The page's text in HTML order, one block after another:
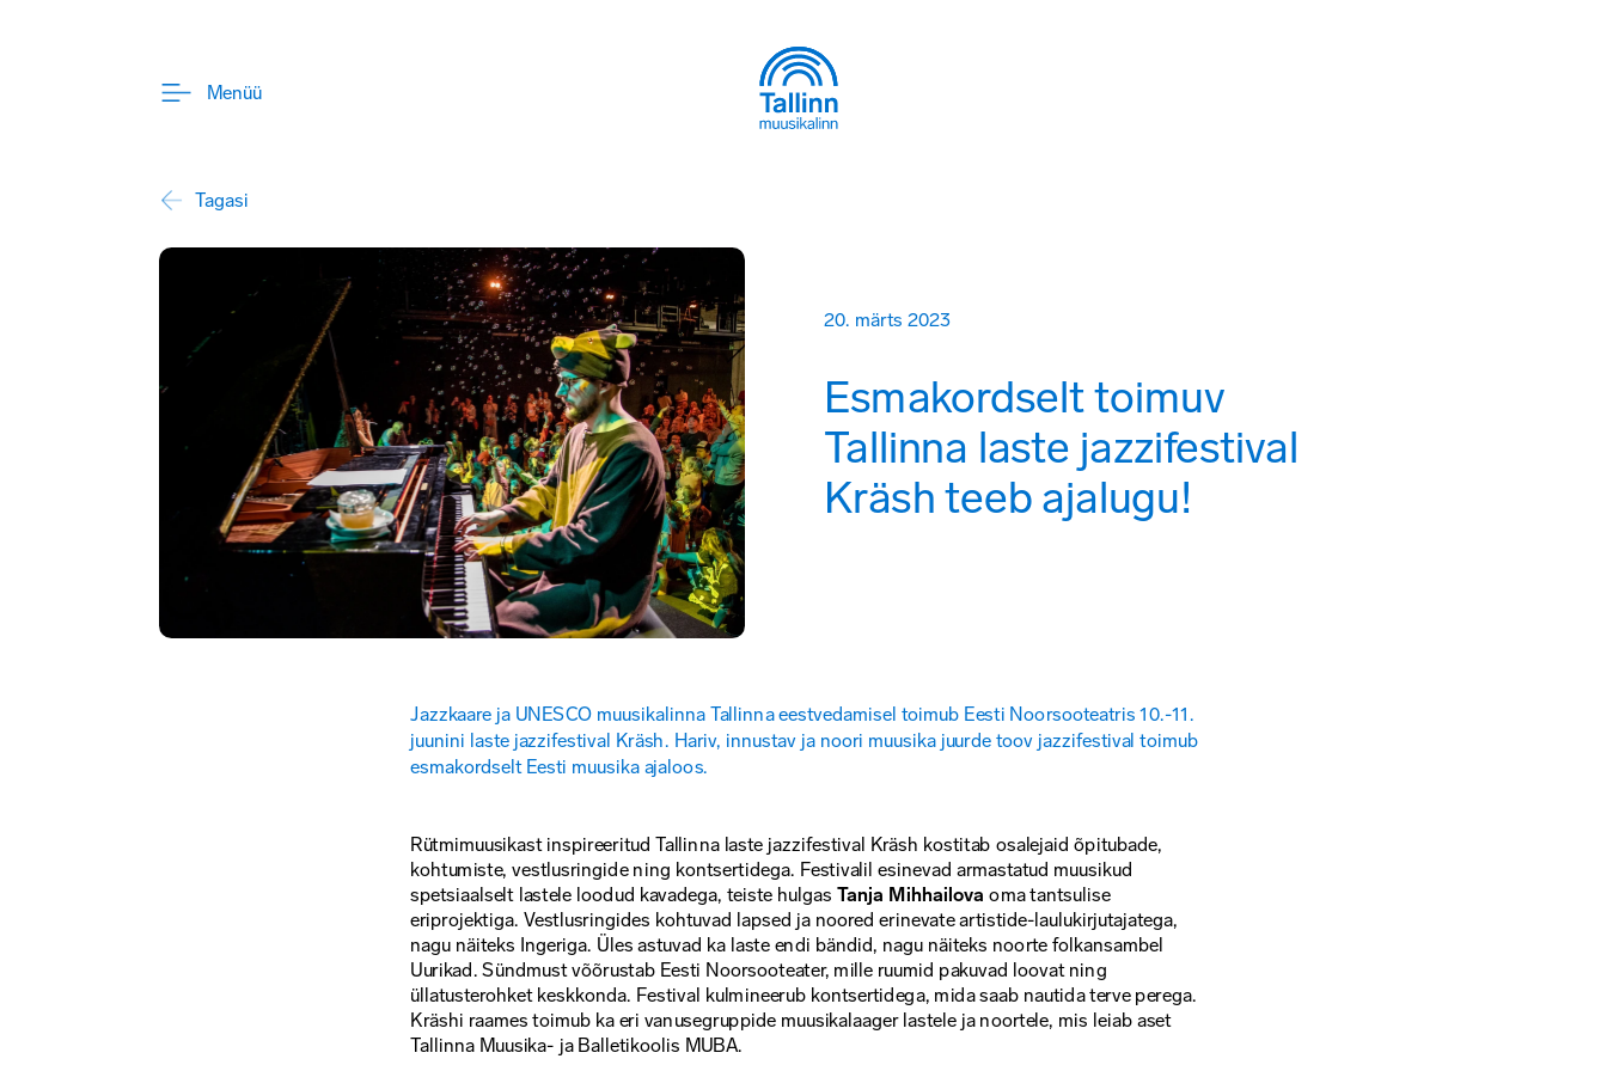
Menüü
Tagasi
20. märts 2023
Esmakordselt toimuv
Tallinna laste jazzifestival
Kräsh teeb ajalugu!
Jazzkaare ja UNESCO muusikalinna Tallinna eestvedamisel toimub Eesti Noorsooteatris 10.-11.
juunini laste jazzifestival Kräsh. Hariv, innustav ja noori muusika juurde toov jazzifestival toimub
esmakordselt Eesti muusika ajaloos.
Rütmimuusikast inspireeritud Tallinna laste jazzifestival Kräsh kostitab osalejaid õpitubade,
kohtumiste, vestlusringide ning kontsertidega. Festivalil esinevad armastatud muusikud
spetsiaalselt lastele loodud kavadega, teiste hulgas Tanja Mihhailova oma tantsulise
eriprojektiga. Vestlusringides kohtuvad lapsed ja noored erinevate artistide-laulukirjutajatega,
nagu näiteks Ingeriga. Üles astuvad ka laste endi bändid, nagu näiteks noorte folkansambel
Uurikad. Sündmust võõrustab Eesti Noorsooteater, mille ruumid pakuvad loovat ning
üllatusterohket keskkonda. Festival kulmineerub kontsertidega, mida saab nautida terve perega.
Kräshi raames toimub ka eri vanusegruppide muusikalaager lastele ja noortele, mis leiab aset
Tallinna Muusika- ja Balletikoolis MUBA.